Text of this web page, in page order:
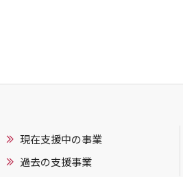
現在支援中の事業
過去の支援事業